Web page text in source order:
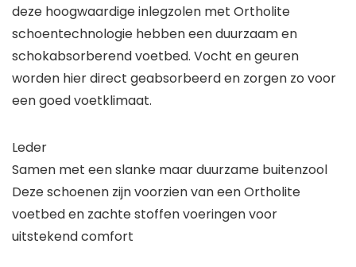
deze hoogwaardige inlegzolen met Ortholite
schoentechnologie hebben een duurzaam en
schokabsorberend voetbed. Vocht en geuren
worden hier direct geabsorbeerd en zorgen zo voor
een goed voetklimaat.
Leder
Samen met een slanke maar duurzame buitenzool
Deze schoenen zijn voorzien van een Ortholite
voetbed en zachte stoffen voeringen voor
uitstekend comfort